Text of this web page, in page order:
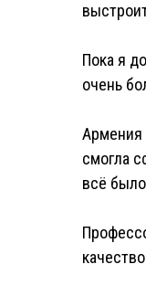
Пока я
очень
Армения
смогла
всё